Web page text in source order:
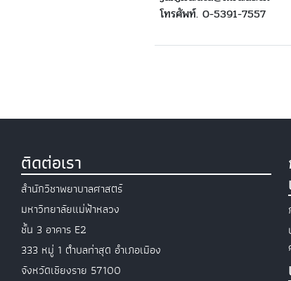
โทรศัพท์. 0-5391-7557
ติดต่อเรา
สำนักวิชาพยาบาลศาสตร์
มหาวิทยาลัยแม่ฟ้าหลวง
ชั้น 3 อาคาร E2
333 หมู่ 1 ตำบลท่าสุด อำเภอเมือง
จังหวัดเชียงราย 57100